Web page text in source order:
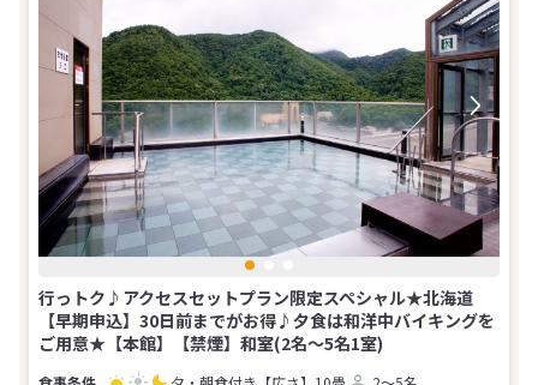
行っトク♪アクセスセットプラン限定スペシャル★北海道
【早期申込】30日前までがお得♪夕食は和洋中バイキングを
ご用意★【本館】【禁煙】和室(2名～5名1室)